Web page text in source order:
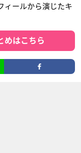
ィールから演じたキ
めはこちら